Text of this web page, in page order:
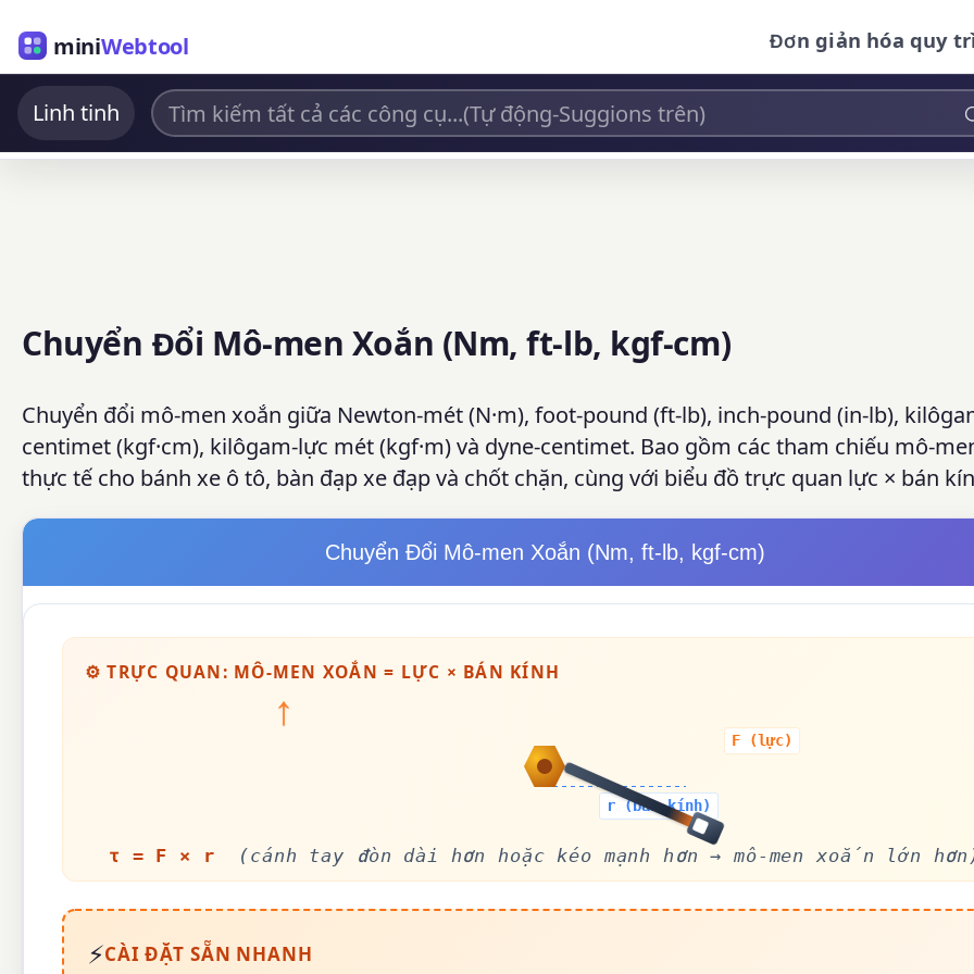
miniWebtool Đơn giản hóa quy
Linh tinh
Chuyển Đổi Mô-men Xoắn (Nm, ft-lb, kgf-cm)
Chuyển đổi mô-men xoắn giữa Newton-mét (N·m), foot-pound (ft-lb), inch-pound (in-lb),
centimet (kgf·cm), kilôgam-lực mét (kgf·m) và dyne-centimet. Bao gồm các tham chiếu mô-
thực tế cho bánh xe ô tô, bàn đạp xe đạp và chốt chặn, cùng với biểu đồ trực quan lực × bán
Chuyển Đổi Mô-men Xoắn (Nm, ft-lb, kgf-cm)
⚙️ TRỰC QUAN: MÔ-MEN XOẮN = LỰC × BÁN KÍNH
r (bán kính)
↑
F (lực)
τ = F × r (cánh tay đòn dài hơn hoặc kéo mạnh hơn → mô-men xoắn lớn
⚡CÀI ĐẶT SẴN NHANH